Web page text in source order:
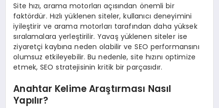
Site hızı, arama motorları açısından önemli bir
faktördür. Hızlı yüklenen siteler, kullanıcı deneyimini
iyileştirir ve arama motorları tarafından daha yüksek
sıralamalara yerleştirilir. Yavaş yüklenen siteler ise
ziyaretçi kaybına neden olabilir ve SEO performansını
olumsuz etkileyebilir. Bu nedenle, site hızını optimize
etmek, SEO stratejisinin kritik bir parçasıdır.
Anahtar Kelime Araştırması Nasıl
Yapılır?